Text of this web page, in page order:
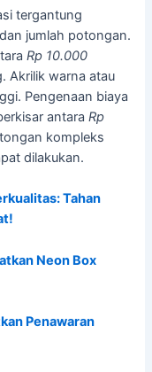
tergantung
jumlah potongan.
Rp 10.000
Akrilik warna atau
Pengenaan biaya
antaraRp
kompleks
dilakukan.
Tahan
Neon Box
Penawaran